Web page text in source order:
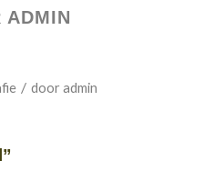
ADMIN
/ door admin